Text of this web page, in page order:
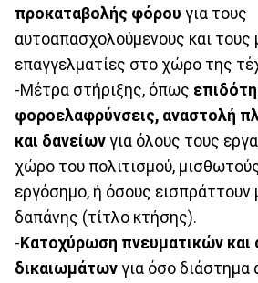
προκαταβολής φόρου για τους
αυτοαπασχολούμενους και τους
επαγγελματίες στο χώρο της
-Μέτρα στήριξης, όπως
φοροελαφρύνσεις, αναστολή
και δανείων για όλους τους
χώρο του πολιτισμού,
εργόσημο, ή όσους εισπράττουν
δαπάνης (τίτλο κτήσης).
-Κατοχύρωση πνευματικών και
δικαιωμάτων για όσο διάστημα